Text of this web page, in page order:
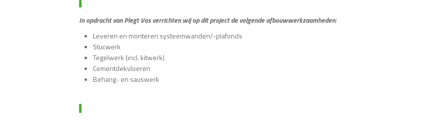
In opdracht van Plegt Vos verrichten wij op dit project de volgende afbouwwerkzaamheden:
Leveren en monteren systeemwanden/-plafonds
Stucwerk
Tegelwerk (incl. kitwerk)
Cementdekvloeren
Behang- en sauswerk